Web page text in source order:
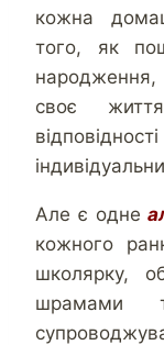
кожна
того, як
своє
Але є одне
кожного
школярку,
шрамами